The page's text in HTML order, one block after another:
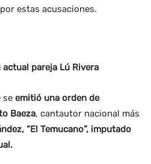
estas acusaciones.
pareja Lú Rivera
se emitió una orden de
Baeza, cantautor nacional más
“El Temucano”, imputado